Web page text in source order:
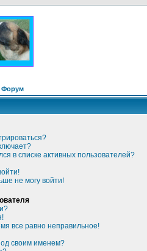
Форум
в списке активных пользователей?
не могу войти!
все равно неправильное!
своим именем?